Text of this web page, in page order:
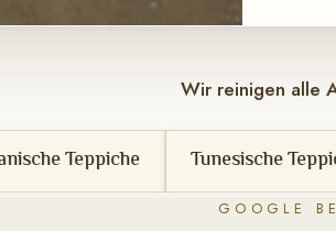
Wir reinigen alle
Tunesische Teppiche
GOOGLE